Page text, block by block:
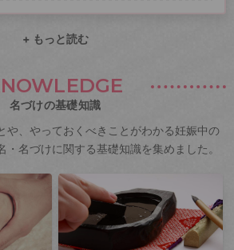
+ もっと読む
名づけの基礎知識
や、やっておくべきことがわかる妊娠中の
名づけに関する基礎知識を集めました。